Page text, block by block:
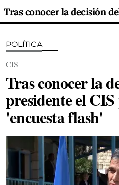
POLÍTICA
CIS
Tras conocer la
presidente el
'encuesta flash'